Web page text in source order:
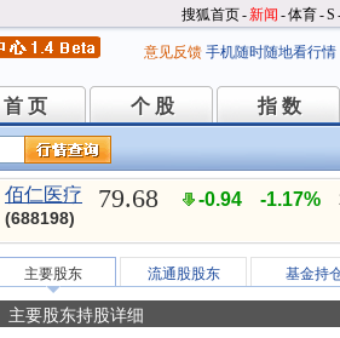
搜狐首页-新闻 -体育-S
意见反馈 手机随时随地看行情
首 页
首 页 个 股
个 股 指 数
指 数
佰仁医疗
(688198)
79.68 -0.94 -1.17%
主要股东 流通股股东 基金持
主要股东持股详细